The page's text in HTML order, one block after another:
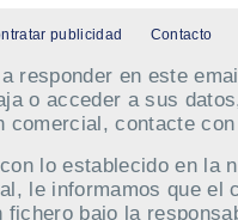
publicidad Contacto
responder en este
o acceder a sus
comercial, contacte
lo establecido en la
le informamos que el
fichero bajo la